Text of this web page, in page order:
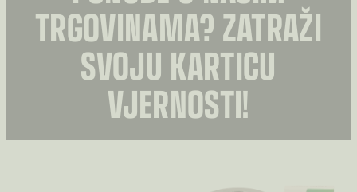
TRGOVINAMA? ZATRAŽI
SVOJU KARTICU
VJERNOSTI!